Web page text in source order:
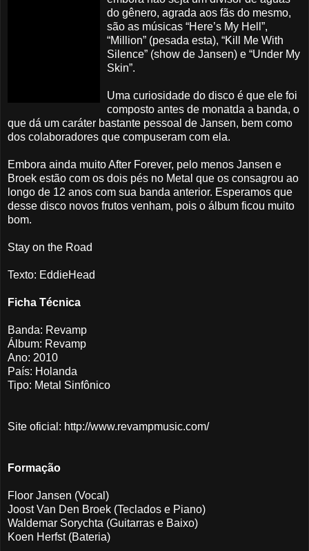
do gênero, agrada aos fãs do mesmo,
são as músicas “Here’s My Hell”,
“Million” (pesada esta), “Kill Me With
Silence” (show de Jansen) e “Under My
Skin”.
Uma curiosidade do disco é que ele foi
composto antes de monatda a banda, o
que dá um caráter bastante pessoal de Jansen, bem como
dos colaboradores que compuseram com ela.
Embora ainda muito After Forever, pelo menos Jansen e
Broek estão com os dois pés no Metal que os consagrou ao
longo de 12 anos com sua banda anterior. Esperamos que
desse disco novos frutos venham, pois o álbum ficou muito
bom.
Stay on the Road
Texto: EddieHead
Ficha Técnica
Banda: Revamp
Álbum: Revamp
Ano: 2010
País: Holanda
Tipo: Metal Sinfônico
Site oficial: http://www.revampmusic.com/
Formação
Floor Jansen (Vocal)
Joost Van Den Broek (Teclados e Piano)
Waldemar Sorychta (Guitarras e Baixo)
Koen Herfst (Bateria)